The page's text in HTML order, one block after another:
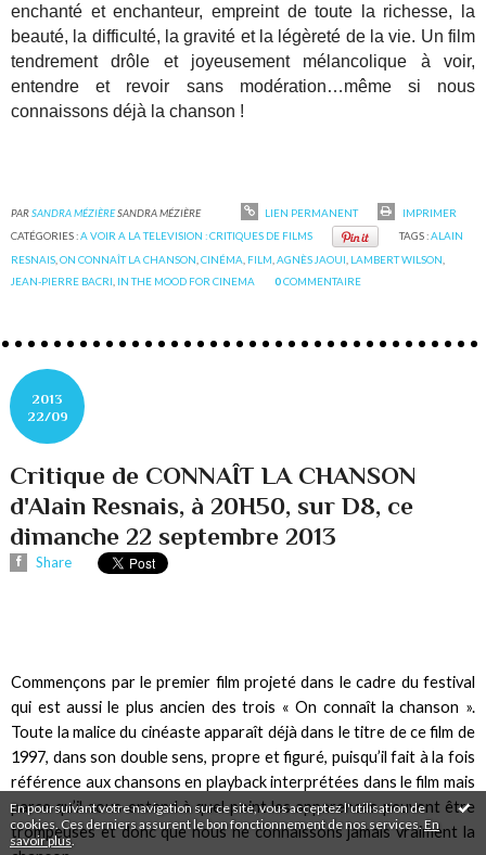
En poursuivant votre navigation sur ce site, vous acceptez l'utilisation de
cookies. Ces derniers assurent le bon fonctionnement de nos services. En
savoir plus.
enchanté et enchanteur, empreint de toute la richesse, la
beauté, la difficulté, la gravité et la légèreté de la vie. Un film
tendrement drôle et joyeusement mélancolique à voir,
entendre et revoir sans modération…même si nous
connaissons déjà la chanson !
PARSANDRA MÉZIÈRESANDRA MÉZIÈRE LIEN PERMANENT
IMPRIMER
CATÉGORIES :A VOIR A LA TELEVISION : CRITIQUES DE FILMS TAGS :ALAIN
RESNAIS ,ON CONNAÎT LA CHANSON ,CINÉMA FILM ,AGNÈS JAOUI LAMBERT WILSON
JEAN-PIERRE BACRI IN THE MOOD FOR CINEMA 0COMMENTAIRE
2013
22/09
Critique de CONNAÎT LA CHANSON
d'Alain Resnais, à 20H50, sur D8, ce
dimanche 22 septembre 2013
Share
Commençons par le premier film projeté dans le cadre du festival
qui est aussi le plus ancien des trois « On connaît la chanson ».
Toute la malice du cinéaste apparaît déjà dans le titre de ce film de
1997, dans son double sens, propre et figuré, puisqu’il fait à la fois
référence aux chansons en playback interprétées dans le film mais
parce qu’il sous-entend à quel point les apparences peuvent être
trompeuses et donc que nous ne connaissons jamais vraiment la